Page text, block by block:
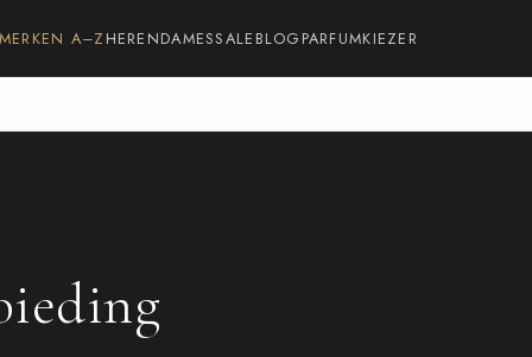
A–Z HERENDAMESSALE BLOG PARFUMKIEZER